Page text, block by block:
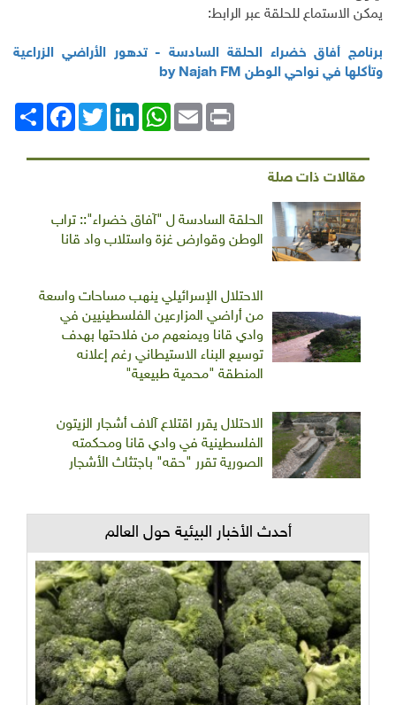
يمكن الاستماع للحلقة عبر الرابط:
برنامج أفاق خضراء الحلقة السادسة - تدهور الأراضي الزراعية
وتأكلها في نواحي الوطن by Najah FM
انشر
FacebookTwitterLinkedIn
WhatsAppEmail Print
مقالات ذات صلة
الحلقة السادسة ل "آفاق خضراء":: تراب
الوطن وقوارض غزة واستلاب واد قانا
الاحتلال الإسرائيلي ينهب مساحات واسعة
من أراضي المزارعين الفلسطينيين في
وادي قانا ويمنعهم من فلاحتها بهدف
توسيع البناء الاستيطاني رغم إعلانه
المنطقة "محمية طبيعية"
الاحتلال يقرر اقتلاع آلاف أشجار الزيتون
الفلسطينية في وادي قانا ومحكمته
الصورية تقرر "حقه" باجتثاث الأشجار
أحدث الأخبار البيئية حول العالم